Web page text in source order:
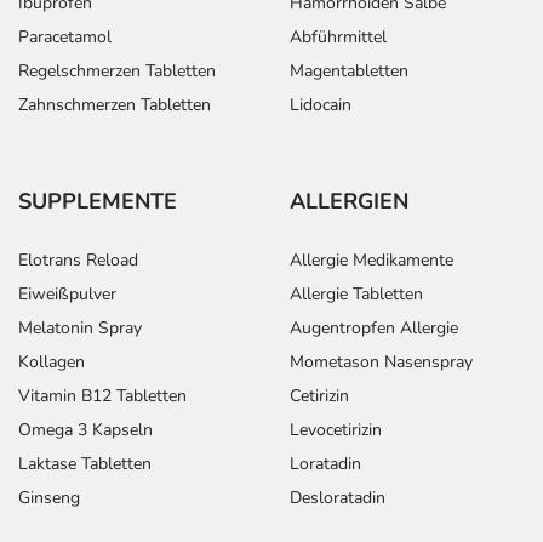
Paracetamol
Regelschmerzen Tabletten
Zahnschmerzen Tabletten
Abführmittel
Magentabletten
Lidocain
SUPPLEMENTE
Elotrans Reload
Eiweißpulver
Melatonin Spray
Kollagen
Vitamin B12 Tabletten
Omega 3 Kapseln
Laktase Tabletten
Ginseng
ALLERGIEN
Allergie Medikamente
Allergie Tabletten
Augentropfen Allergie
Mometason Nasenspray
Cetirizin
Levocetirizin
Loratadin
Desloratadin